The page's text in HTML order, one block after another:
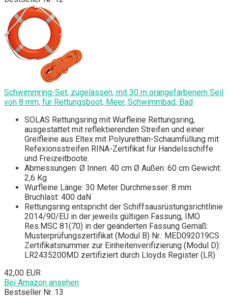
Schwimmring-Set, zugelassen, mit 30 m orangefarbenem Seil
von 8 mm, für Rettungsboot, Meer, Schwimmbad, Bad
SOLAS Rettungsring mit Wurfleine Rettungsring,
ausgestattet mit reflektierenden Streifen und einer
Greifleine aus Eltex mit Polyurethan-Schaumfüllung mit
Refexionsstreifen RINA-Zertifikat für Handelsschiffe
und Freizeitboote.
Abmessungen: Ø Innen: 40 cm Ø Außen: 60 cm Gewicht:
2,6 Kg
Wurfleine Länge: 30 Meter Durchmesser: 8 mm
Bruchlast: 400 daN
Rettungsring entspricht der Schiffsausrüstungsrichtlinie
2014/90/EU in der jeweils gültigen Fassung, IMO
Res.MSC 81(70) in der geänderten Fassung Gemäß:
Musterprüfungszertifikat (Modul B) Nr.: MED092019CS
Zertifikatsnummer zur Einheitenverifizierung (Modul D):
LR2435200MD zertifiziert durch Lloyds Register (LR)
42,00 EUR
Bei Amazon ansehen
Bestseller Nr. 13